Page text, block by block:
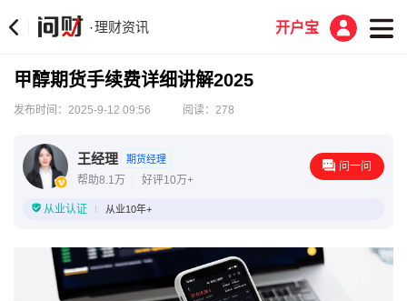
·理财资讯 开户宝
甲醇期货手续费详细讲解2025
发布时间：2025-9-12 09:56 阅读：278
王经理 期货经理
帮助8.1万 好评10万+
问一问
从业认证 从业10年+